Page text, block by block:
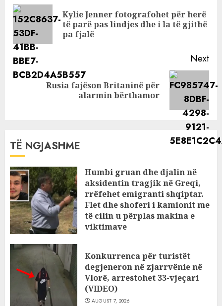
ReadingKylie Jenner fotografohet për herë
të parë pas lindjes dhe i la të gjithë
pa fjalë
Next
Rusia fajëson Britaninë për
alarmin bërthamor
TË NGJASHME
Humbi gruan dhe djalin në
aksidentin tragjik në Greqi,
rrëfehet emigranti shqiptar.
Flet dhe shoferi i kamionit me
të cilin u përplas makina e
viktimave
Konkurrenca për turistët
degjeneron në zjarrvënie në
Vlorë, arrestohet 33-vjeçari
(VIDEO)
AUGUST 7, 2026